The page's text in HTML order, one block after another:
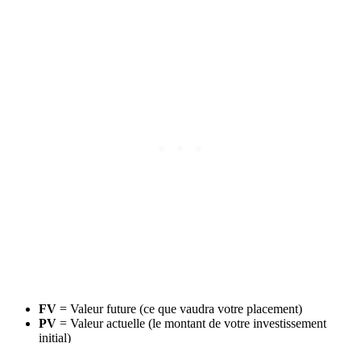
FV = Valeur future (ce que vaudra votre placement)
PV = Valeur actuelle (le montant de votre investissement
initial)